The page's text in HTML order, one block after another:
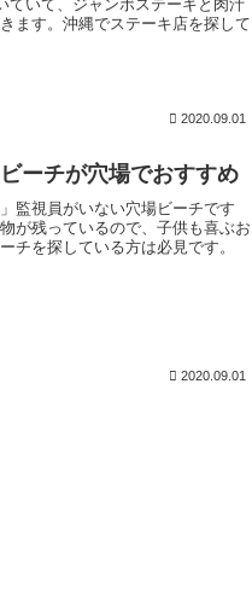
ていて、ジャンボステーキと肉汁
ます。沖縄でステーキ店を探して
2020.09.01
ーチが穴場でおすすめ
監視員がいない穴場ビーチです
が残っているので、子供も喜ぶお
チを探している方は必見です。
2020.09.01